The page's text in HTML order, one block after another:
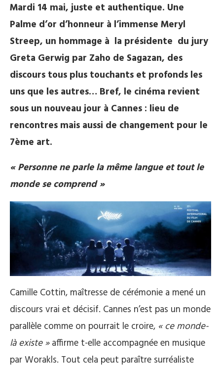
Mardi 14 mai, juste et authentique. Une
Palme d’or d’honneur à l’immense Meryl
Streep, un hommage à la présidente du jury
Greta Gerwig par Zaho de Sagazan, des
discours tous plus touchants et profonds les
uns que les autres… Bref, le cinéma revient
sous un nouveau jour à Cannes : lieu de
rencontres mais aussi de changement pour le
7ème art.
« Personne ne parle la même langue et tout le
monde se comprend »
Camille Cottin, maîtresse de cérémonie a mené un
discours vrai et décisif. Cannes n’est pas un monde
parallèle comme on pourrait le croire, « ce monde-
là existe »affirme t-elle accompagnée en musique
par Worakls. Tout cela peut paraître surréaliste